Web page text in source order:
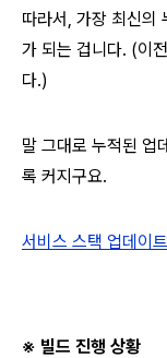
따라서, 가장 최신의
가 되는 겁니다. (이
다.)
말 그대로 누적된 업
록 커지구요.
서비스 스택 업데이
※ 빌드 진행 상황